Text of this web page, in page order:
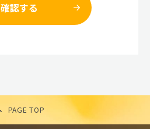
確認する
PAGE TOP